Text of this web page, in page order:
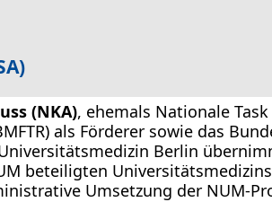
(NKA), ehemals Nationale
als Förderer sowie das
Berlin
beteiligten
Umsetzung der NUM-